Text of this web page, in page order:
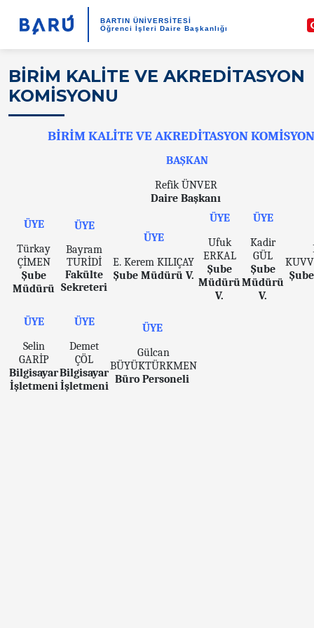
BARTIN ÜNİVERSİTESİ
Öğrenci İşleri Daire Başkanlığı
BİRİM KALİTE VE AKREDİTASYON
KOMİSYONU
BİRİM KALİTE VE AKREDİTASYON
BAŞKAN
Refik ÜNVER
Daire Başkanı
ÜYE
Türkay
ÇİMEN
Şube
Müdürü
ÜYE
Bayram
TURİDİ
Fakülte
Sekreteri
ÜYE
E. Kerem KILIÇAY
Şube Müdürü V.
ÜYE
Ufuk
ERKAL
Şube
Müdürü
V.
ÜYE
Kadir
GÜL
Şube
Müdürü
V.
ÜYE
Selin
GARİP
Bilgisayar
İşletmeni
ÜYE
Demet
ÇÖL
Bilgisayar
İşletmeni
ÜYE
Gülcan
BÜYÜKTÜRKMEN
Büro Personeli